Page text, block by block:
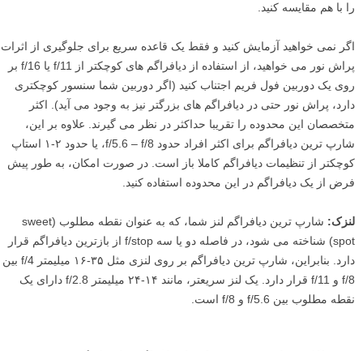
را با هم مقایسه کنید.
اگر نمی خواهید آزمایش کنید و فقط یک قاعده سریع برای جلوگیری از اثرات
پراش نور می خواهید، از استفاده از دیافراگم های کوچکتر از f/11 یا f/16 بر
روی یک دوربین فول فریم اجتناب کنید (اگر دوربین شما سنسور کوچکتری
دارد، پراش نور حتی در دیافراگم های بزرگتر نیز به وجود می آید). اکثر
متخصصان این محدوده را تقریبا حداکثر در نظر می گیرند. علاوه بر این،
شارپ ترین دیافراگم برای اکثر افراد حدود f/5.6 – f/8، یا حدود ۲-۱ استاپ
کوچکتر از تنظیمات دیافراگم کاملا باز است. در صورت امکان، به طور پیش
فرض از یک دیافراگم در این محدوده استفاده کنید.
لنزک:
شارپ ترین دیافراگم لنز شما، که به عنوان نقطه مطلوب (sweet
spot) شناخته می شود، در فاصله دو یا سه f/stop از بازترین دیافراگم قرار
دارد. بنابراین، شارپ ترین دیافراگم بر روی لنزی مثل ۳۵-۱۶ میلیمتر f/4 بین
f/8 و f/11 قرار دارد. یک لنز سریعتر، مانند ۱۴-۲۴ میلیمتر f/2.8 دارای یک
نقطه مطلوب بین f/5.6 و f/8 است.